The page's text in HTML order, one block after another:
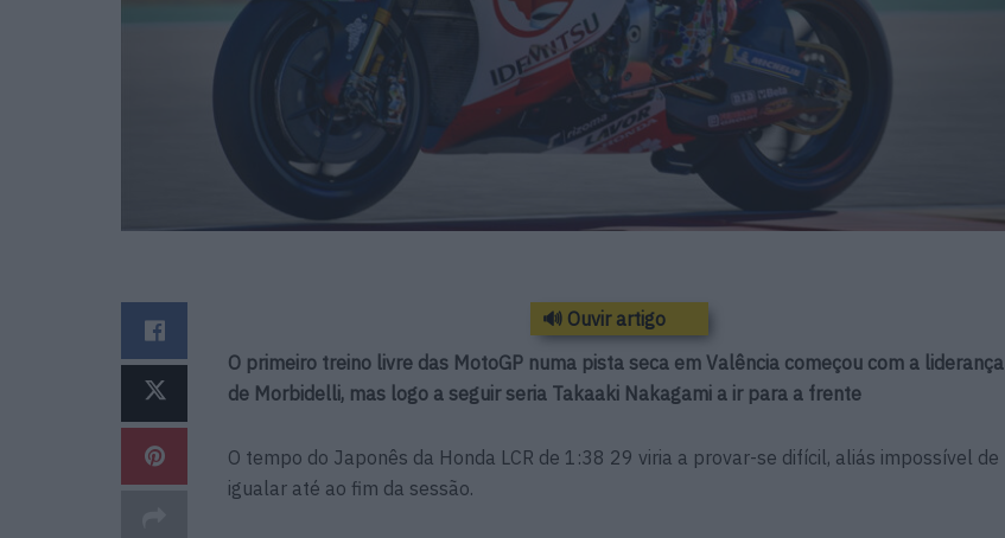
🔊 Ouvir artigo
O primeiro treino livre das MotoGP numa pista seca em Valência começou com a liderança
de Morbidelli, mas logo a seguir seria Takaaki Nakagami a ir para a frente
O tempo do Japonês da Honda LCR de 1:38 29 viria a provar-se difícil, aliás impossível de
igualar até ao fim da sessão.